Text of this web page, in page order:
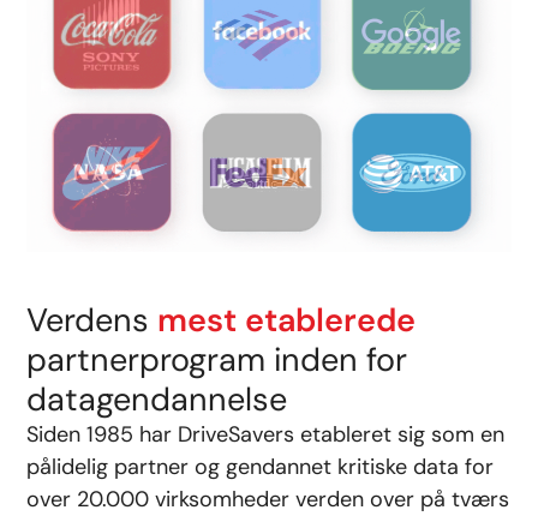
Verdens mest etablerede
partnerprogram inden for
datagendannelse
Siden 1985 har DriveSavers etableret sig som en
pålidelig partner og gendannet kritiske data for
over 20.000 virksomheder verden over på tværs